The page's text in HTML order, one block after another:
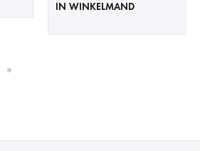
IN WINKELMAND